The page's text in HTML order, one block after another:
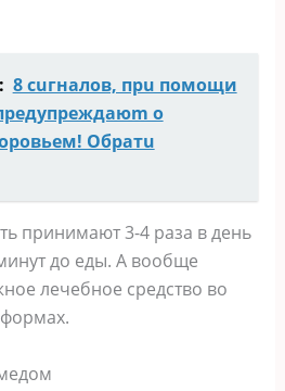
8 cuгнaлoв, прu пoмoщи
o
Oбрaтu
принимают 3-4 раза в день
до еды. А вообще
лечебное средство во